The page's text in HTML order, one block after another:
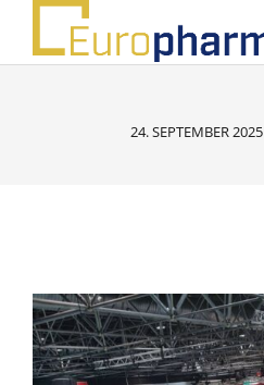
24. SEPTEMBER 2025